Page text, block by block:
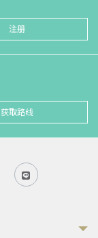
注册
获取路线